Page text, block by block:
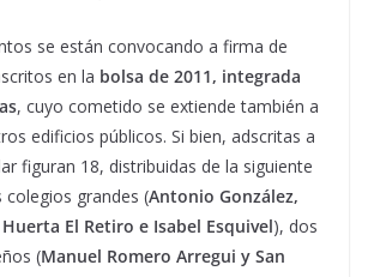
se están convocando a firma de
en la bolsa de 2011, integrada
, cuyo cometido se extiende también a
edificios públicos. Si bien, adscritas a
figuran 18, distribuidas de la siguiente
grandes (Antonio González,
El Retiro e Isabel Esquivel), dos
(Manuel Romero Arregui y San